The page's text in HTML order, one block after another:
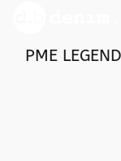
PME LEGEND